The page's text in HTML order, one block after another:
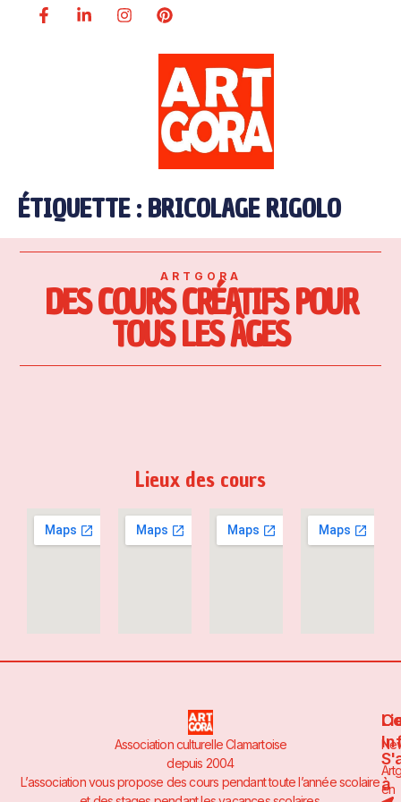
ÉTIQUETTE : BRICOLAGE RIGOLO
ARTGORA
DES COURS CRÉATIFS POUR
TOUS LES ÂGES
Lieux des cours
Association culturelle Clamartoise
depuis 2004
L’association vous propose des cours pendant toute l’année scolaireen
à